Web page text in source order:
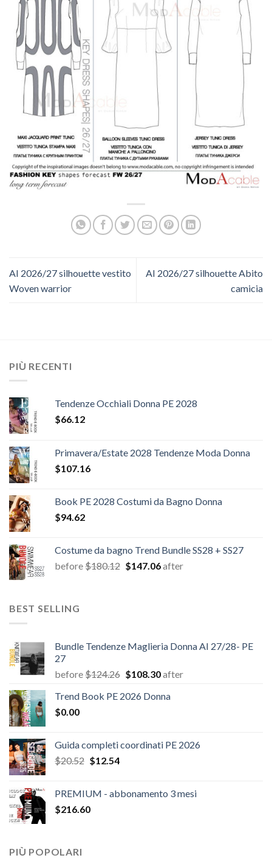
AI 2026/27 silhouette vestito
Woven warrior
AI 2026/27 silhouette Abito
camicia
PIÙ RECENTI
Tendenze Occhiali Donna PE 2028
$66.12
Primavera/Estate 2028 Tendenze Moda Donna
$107.16
Book PE 2028 Costumi da Bagno Donna
$94.62
Costume da bagno Trend Bundle SS28 + SS27
before$180.12 Il
$147.06Il
after
BEST SELLING
Bundle Tendenze Maglieria Donna AI 27/28- PE
27
before$124.26 Il
originale
$108.30Il
attuale
after
Trend Book PE 2026 Donna
$0.00
Guida completi coordinati PE 2026
$20.52 Il
era:
$20.52.
$12.54Il
è:
PREMIUM - abbonamento 3 mesi
$216.60
PIÙ POPOLARI